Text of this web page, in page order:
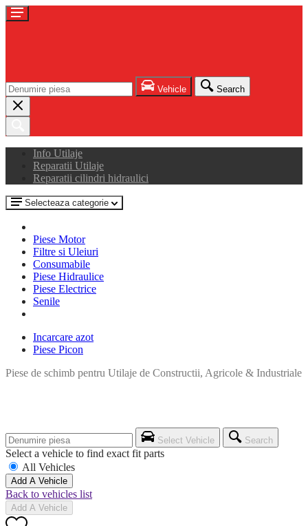
Vehicle Search
Info Utilaje
Reparatii Utilaje
Reparatii cilindri hidraulici
Selecteaza categorie
Piese Motor
Filtre si Uleiuri
Consumabile
Piese Hidraulice
Piese Electrice
Senile
Incarcare azot
Piese Picon
Piese de schimb pentru Utilaje de Constructii, Agricole & Industriale
Select Vehicle Search
Select a vehicle to find exact fit parts
All Vehicles
Add A Vehicle
Back to vehicles list
Add A Vehicle